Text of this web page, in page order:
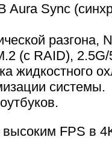
Sync
разгона,
(с RAID),
жидкостного
системы.
FPS в